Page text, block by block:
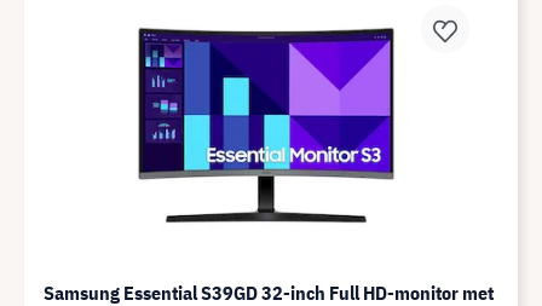
Samsung Essential S39GD 32-inch Full HD-monitor met